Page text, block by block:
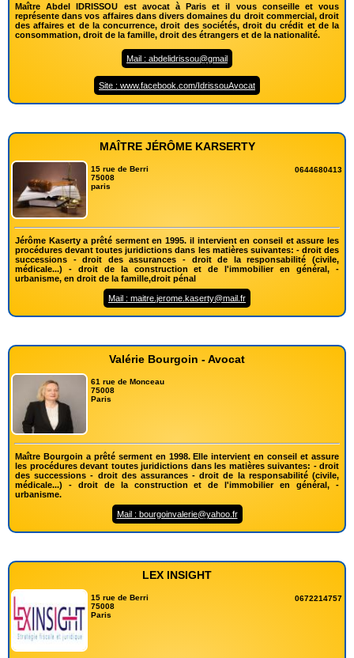
Maître Abdel IDRISSOU est avocat à Paris et il vous conseille et vous
représente dans vos affaires dans divers domaines du droit commercial, droit
des affaires et de la concurrence, droit des sociétés, droit du crédit et de la
consommation, droit de la famille, droit des étrangers et de la nationalité.
Mail : abdelidrissou@gmail
Site : www.facebook.com/IdrissouAvocat
MAÎTRE JÉRÔME KARSERTY
15 rue de Berri
75008
paris
0644680413
Jérôme Kaserty a prêté serment en 1995. il intervient en conseil et assure les
procédures devant toutes juridictions dans les matières suivantes: - droit des
successions - droit des assurances - droit de la responsabilité (civile,
médicale...) - droit de la construction et de l'immobilier en général, -
urbanisme, en droit de la famille,droit pénal
Mail : maitre.jerome.kaserty@mail.fr
Valérie Bourgoin - Avocat
61 rue de Monceau
75008
Paris
Maître Bourgoin a prêté serment en 1998. Elle intervient en conseil et assure
les procédures devant toutes juridictions dans les matières suivantes: - droit
des successions - droit des assurances - droit de la responsabilité (civile,
médicale...) - droit de la construction et de l'immobilier en général, -
urbanisme.
Mail : bourgoinvalerie@yahoo.fr
LEX INSIGHT
15 rue de Berri
75008
Paris
0672214757